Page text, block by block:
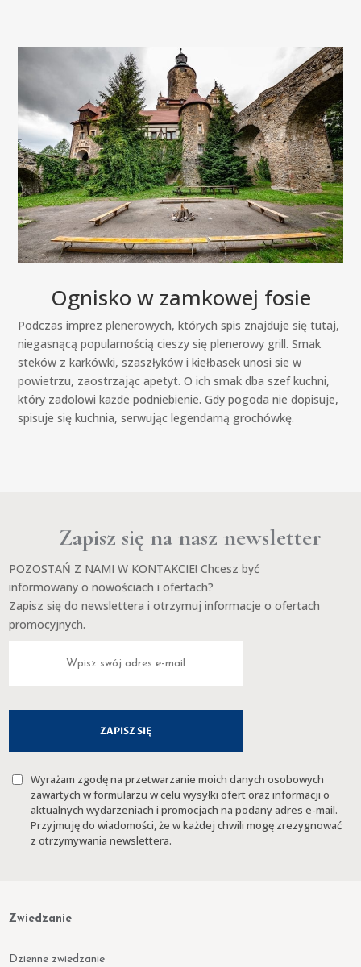
Ognisko w zamkowej fosie
Podczas imprez plenerowych, których spis znajduje się tutaj,
niegasnącą popularnością cieszy się plenerowy grill. Smak
steków z karkówki, szaszłyków i kiełbasek unosi sie w
powietrzu, zaostrzając apetyt. O ich smak dba szef kuchni,
który zadolowi każde podniebienie. Gdy pogoda nie dopisuje,
spisuje się kuchnia, serwując legendarną grochówkę.
Zapisz się na nasz newsletter
POZOSTAŃ Z NAMI W KONTAKCIE! Chcesz być
informowany o nowościach i ofertach?
Zapisz się do newslettera i otrzymuj informacje o ofertach
promocyjnych.
Wyrażam zgodę na przetwarzanie moich danych osobowych
zawartych w formularzu w celu wysyłki ofert oraz informacji o
aktualnych wydarzeniach i promocjach na podany adres e-mail.
Przyjmuję do wiadomości, że w każdej chwili mogę zrezygnować
z otrzymywania newslettera.
Zwiedzanie
Dzienne zwiedzanie